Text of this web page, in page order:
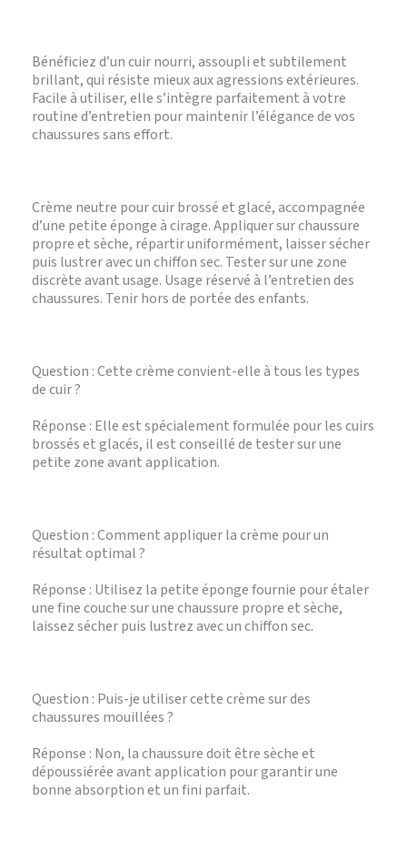
Bénéficiez d’un cuir nourri, assoupli et subtilement
brillant, qui résiste mieux aux agressions extérieures.
Facile à utiliser, elle s’intègre parfaitement à votre
routine d’entretien pour maintenir l’élégance de vos
chaussures sans effort.
Crème neutre pour cuir brossé et glacé, accompagnée
d’une petite éponge à cirage. Appliquer sur chaussure
propre et sèche, répartir uniformément, laisser sécher
puis lustrer avec un chiffon sec. Tester sur une zone
discrète avant usage. Usage réservé à l’entretien des
chaussures. Tenir hors de portée des enfants.
Question : Cette crème convient-elle à tous les types
de cuir ?
Réponse : Elle est spécialement formulée pour les cuirs
brossés et glacés, il est conseillé de tester sur une
petite zone avant application.
Question : Comment appliquer la crème pour un
résultat optimal ?
Réponse : Utilisez la petite éponge fournie pour étaler
une fine couche sur une chaussure propre et sèche,
laissez sécher puis lustrez avec un chiffon sec.
Question : Puis-je utiliser cette crème sur des
chaussures mouillées ?
Réponse : Non, la chaussure doit être sèche et
dépoussiérée avant application pour garantir une
bonne absorption et un fini parfait.